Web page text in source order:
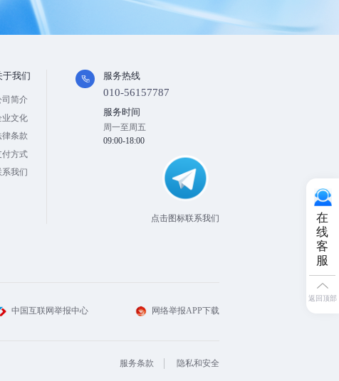
于我们
司简介
业文化
律条款
付方式
系我们
服务热线
010-56157787
服务时间
周一至周五
09:00-18:00
点击图标联系我们
中国互联网举报中心 网络举报APP下载
服务条款 隐私和安全
在
线
客
服
返回顶部